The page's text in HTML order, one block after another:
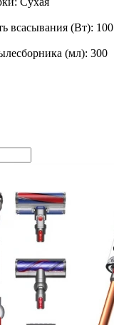
всасывания (Вт): 100
(мл): 300